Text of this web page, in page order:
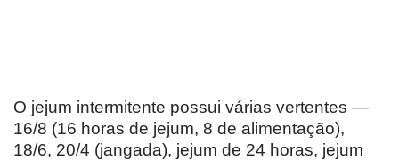
O jejum intermitente possui várias vertentes —
16/8 (16 horas de jejum, 8 de alimentação),
18/6, 20/4 (jangada), jejum de 24 horas, jejum